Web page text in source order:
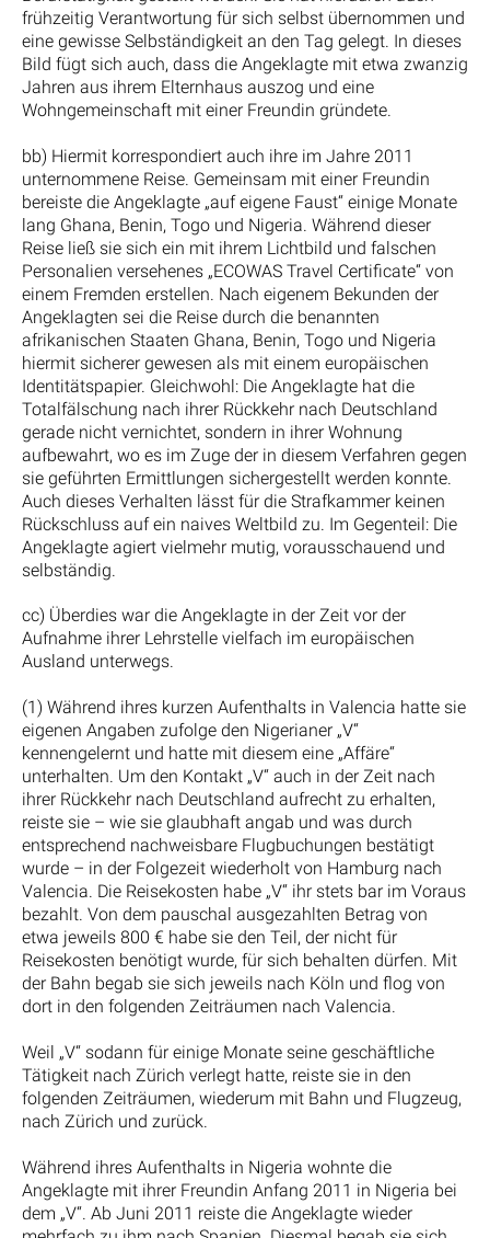
frühzeitig Verantwortung für sich selbst übernommen und
eine gewisse Selbständigkeit an den Tag gelegt. In dieses
Bild fügt sich auch, dass die Angeklagte mit etwa zwanzig
Jahren aus ihrem Elternhaus auszog und eine
Wohngemeinschaft mit einer Freundin gründete.
bb) Hiermit korrespondiert auch ihre im Jahre 2011
unternommene Reise. Gemeinsam mit einer Freundin
bereiste die Angeklagte „auf eigene Faust“ einige Monate
lang Ghana, Benin, Togo und Nigeria. Während dieser
Reise ließ sie sich ein mit ihrem Lichtbild und falschen
Personalien versehenes „ECOWAS Travel Certificate“ von
einem Fremden erstellen. Nach eigenem Bekunden der
Angeklagten sei die Reise durch die benannten
afrikanischen Staaten Ghana, Benin, Togo und Nigeria
hiermit sicherer gewesen als mit einem europäischen
Identitätspapier. Gleichwohl: Die Angeklagte hat die
Totalfälschung nach ihrer Rückkehr nach Deutschland
gerade nicht vernichtet, sondern in ihrer Wohnung
aufbewahrt, wo es im Zuge der in diesem Verfahren gegen
sie geführten Ermittlungen sichergestellt werden konnte.
Auch dieses Verhalten lässt für die Strafkammer keinen
Rückschluss auf ein naives Weltbild zu. Im Gegenteil: Die
Angeklagte agiert vielmehr mutig, vorausschauend und
selbständig.
cc) Überdies war die Angeklagte in der Zeit vor der
Aufnahme ihrer Lehrstelle vielfach im europäischen
Ausland unterwegs.
(1) Während ihres kurzen Aufenthalts in Valencia hatte sie
eigenen Angaben zufolge den Nigerianer „V“
kennengelernt und hatte mit diesem eine „Affäre“
unterhalten. Um den Kontakt „V“ auch in der Zeit nach
ihrer Rückkehr nach Deutschland aufrecht zu erhalten,
reiste sie – wie sie glaubhaft angab und was durch
entsprechend nachweisbare Flugbuchungen bestätigt
wurde – in der Folgezeit wiederholt von Hamburg nach
Valencia. Die Reisekosten habe „V“ ihr stets bar im Voraus
bezahlt. Von dem pauschal ausgezahlten Betrag von
etwa jeweils 800 € habe sie den Teil, der nicht für
Reisekosten benötigt wurde, für sich behalten dürfen. Mit
der Bahn begab sie sich jeweils nach Köln und flog von
dort in den folgenden Zeiträumen nach Valencia.
Weil „V“ sodann für einige Monate seine geschäftliche
Tätigkeit nach Zürich verlegt hatte, reiste sie in den
folgenden Zeiträumen, wiederum mit Bahn und Flugzeug,
nach Zürich und zurück.
Während ihres Aufenthalts in Nigeria wohnte die
Angeklagte mit ihrer Freundin Anfang 2011 in Nigeria bei
dem „V“. Ab Juni 2011 reiste die Angeklagte wieder